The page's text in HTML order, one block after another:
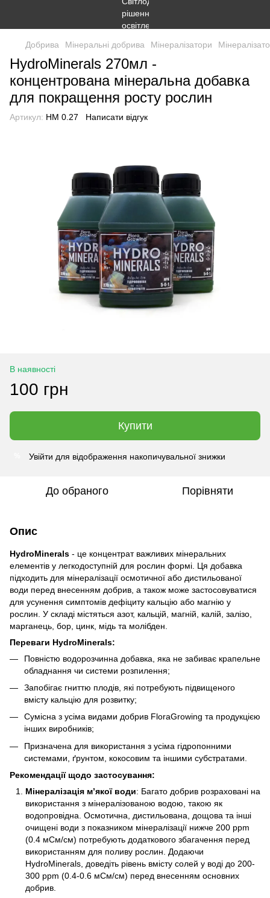
Добрива Мінеральні добрива Мінералізатори
HydroMinerals 270мл -
концентрована мінеральна добавка
для покращення росту рослин
Артикул: HM 0.27 Написати відгук
В наявності
100 грн
Купити
Увійти для відображення накопичувальної знижки
До обраного Порівняти
Опис
HydroMinerals - це концентрат важливих мінеральних
елементів у легкодоступній для рослин формі. Ця добавка
підходить для мінералізації осмотичної або дистильованої
води перед внесенням добрив, а також може застосовуватися
для усунення симптомів дефіциту кальцію або магнію у
рослин. У складі містяться азот, кальцій, магній, калій, залізо,
марганець, бор, цинк, мідь та молібден.
Переваги HydroMinerals:
Повністю водорозчинна добавка, яка не забиває крапельне
обладнання чи системи розпилення;
Запобігає гниттю плодів, які потребують підвищеного
вмісту кальцію для розвитку;
Сумісна з усіма видами добрив FloraGrowing та продукцією
інших виробників;
Призначена для використання з усіма гідропонними
системами, ґрунтом, кокосовим та іншими субстратами.
Рекомендації щодо застосування:
Мінералізація м’якої води: Багато добрив розраховані на
використання з мінералізованою водою, такою як
водопровідна. Осмотична, дистильована, дощова та інші
очищені води з показником мінералізації нижче 200 ppm
(0.4 мСм/см) потребують додаткового збагачення перед
використанням для поливу рослин. Додаючи
HydroMinerals, доведіть рівень вмісту солей у воді до 200-
300 ppm (0.4-0.6 мСм/см) перед внесенням основних
добрив.